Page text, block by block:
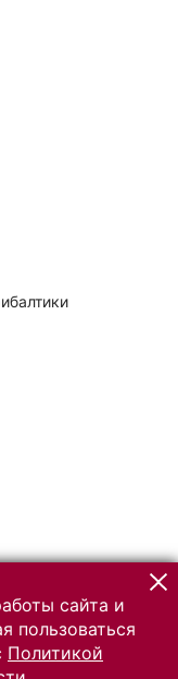
сайта и
пользоваться
Политикой